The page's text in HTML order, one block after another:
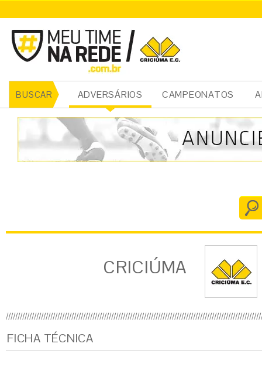
BUSCAR ADVERSÁRIOS CAMPEONATOS
CRICIÚMA
CRICIÚMA
FICHA TÉCNICA